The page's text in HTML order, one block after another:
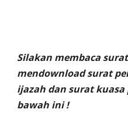
Silakan membaca
mendownload surat
ijazah dan surat
bawah ini !